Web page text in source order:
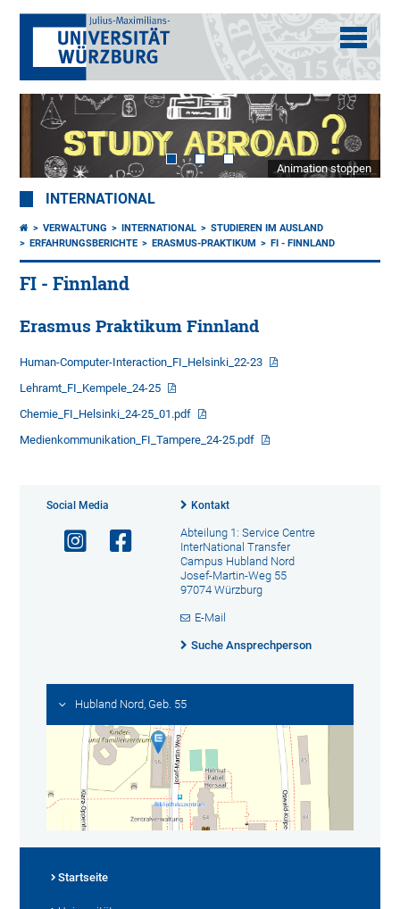
Animation stoppen
INTERNATIONAL
VERWALTUNG INTERNATIONAL
STUDIEREN IM AUSLAND
ERFAHRUNGSBERICHTE
ERASMUS-PRAKTIKUM FI - FINNLAND
FI - Finnland
Erasmus Praktikum Finnland
Human-Computer-Interaction_FI_Helsinki_22-23
Lehramt_FI_Kempele_24-25
Chemie_FI_Helsinki_24-25_01.pdf
Medienkommunikation_FI_Tampere_24-25.pdf
Social Media Kontakt
Abteilung 1: Service Centre
InterNational Transfer
Campus Hubland Nord
Josef-Martin-Weg 55
97074 Würzburg
E-Mail
Suche Ansprechperson
Hubland Nord, Geb. 55
Startseite